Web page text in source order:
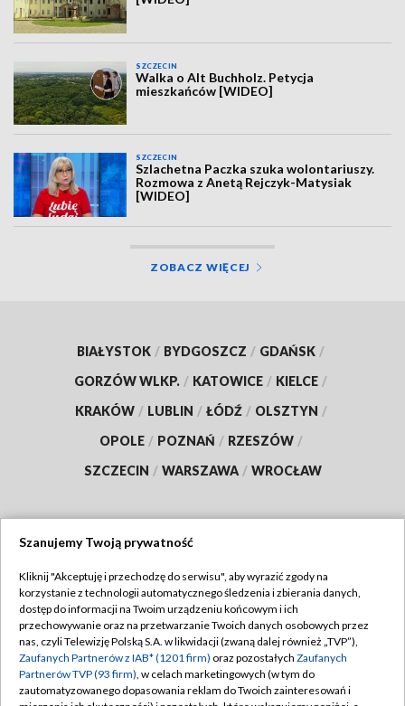
SZCZECIN
Walka o Alt Buchholz. Petycja
mieszkańców [WIDEO]
SZCZECIN
Szlachetna Paczka szuka wolontariuszy.
Rozmowa z Anetą Rejczyk-Matysiak
[WIDEO]
ZOBACZ WIĘCEJ
BIAŁYSTOK / BYDGOSZCZ / GDAŃSK /
GORZÓW WLKP. / KATOWICE / KIELCE /
KRAKÓW / LUBLIN / ŁÓDŹ / OLSZTYN /
OPOLE / POZNAŃ / RZESZÓW /
SZCZECIN / WARSZAWA / WROCŁAW
TVP
Abonament TVP
Emisja w TVP
Centrum informacji TVP
Regulamin TVP
Polityka prywatności
Moje zgody
Szanujemy Twoją prywatność
Kliknij "Akceptuję i przechodzę do serwisu", aby wyrazić zgody na
korzystanie z technologii automatycznego śledzenia i zbierania danych,
dostęp do informacji na Twoim urządzeniu końcowym i ich
przechowywanie oraz na przetwarzanie Twoich danych osobowych przez
nas, czyli Telewizję Polską S.A. w likwidacji (zwaną dalej również „TVP”),
Zaufanych Partnerów z IAB* (1201 firm) oraz pozostałych Zaufanych
Partnerów TVP (93 firm), w celach marketingowych (w tym do
zautomatyzowanego dopasowania reklam do Twoich zainteresowań i